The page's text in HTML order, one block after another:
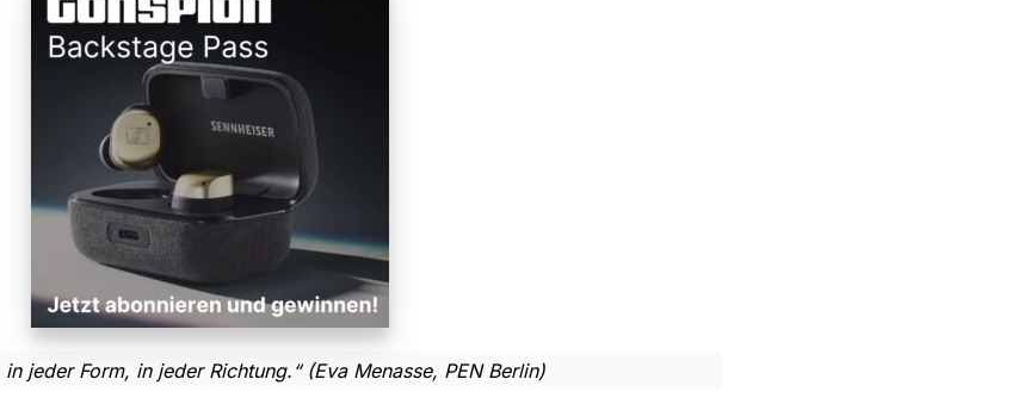
jeder Form, in jeder Richtung.“ (Eva Menasse, PEN Berlin)